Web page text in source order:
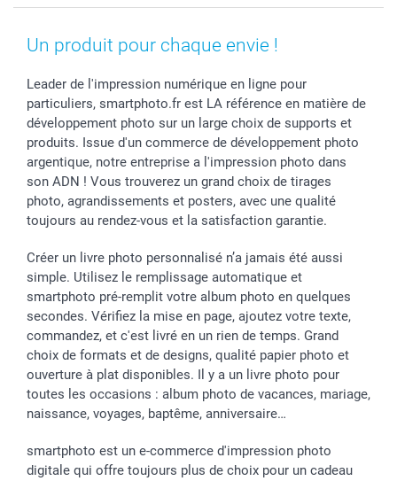
Coques smartphone
Cadres photo & accessoires déco
Dénicheur d'idées cadeau
Fête des Mères
Communion
Baptême
Toussaint
Rentrée des classes
Saint-Valentin
Vacances
Droit de rétraction
Vie privée
Gestion des cookies
Tarifs
Partenariats & Influence
Investisseurs
Aide
smartfriends
Livraison
Modes de paiement
Grandes quantités
Statut de ma commande
Un produit pour chaque envie !
Leader de l'impression numérique en ligne pour
particuliers, smartphoto.fr est LA référence en matière de
développement photo sur un large choix de supports et
produits. Issue d'un commerce de développement photo
argentique, notre entreprise a l'impression photo dans
son ADN ! Vous trouverez un grand choix de tirages
photo, agrandissements et posters, avec une qualité
toujours au rendez-vous et la satisfaction garantie.
Créer un livre photo personnalisé n’a jamais été aussi
simple. Utilisez le remplissage automatique et
smartphoto pré-remplit votre album photo en quelques
secondes. Vérifiez la mise en page, ajoutez votre texte,
commandez, et c'est livré en un rien de temps. Grand
choix de formats et de designs, qualité papier photo et
ouverture à plat disponibles. Il y a un livre photo pour
toutes les occasions : album photo de vacances, mariage,
naissance, voyages, baptême, anniversaire…
smartphoto est un e-commerce d'impression photo
digitale qui offre toujours plus de choix pour un cadeau